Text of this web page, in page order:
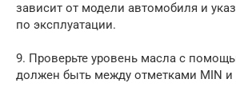
зависит от модели автомобиля и
по эксплуатации.
9. Проверьте уровень масла с
должен быть между отметками MIN и